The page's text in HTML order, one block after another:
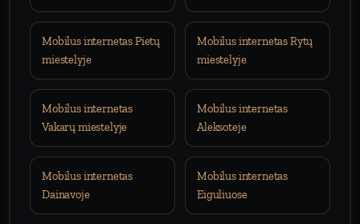
Mobilus internetas Pietų
miestelyje
Mobilus internetas Rytų
miestelyje
Mobilus internetas
Vakarų miestelyje
Mobilus internetas
Aleksoteje
Mobilus internetas
Dainavoje
Mobilus internetas
Eiguliuose